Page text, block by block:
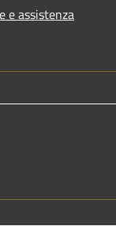
e assistenza